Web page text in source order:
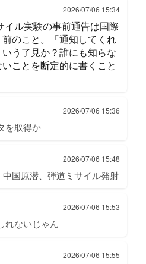
2026/07/06 15:34
イル実験の事前通告は国際
のこと。「通知してくれ
う了見か？誰にも知らな
ことを断定的に書くこと
2026/07/06 15:36
を取得か
2026/07/06 15:48
中国原潜、弾道ミサイル発射
2026/07/06 15:53
れないじゃん
2026/07/06 15:55